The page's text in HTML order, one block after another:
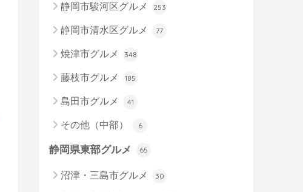
静岡市駿河区グルメ 253
静岡市清水区グルメ 77
焼津市グルメ 348
藤枝市グルメ 185
島田市グルメ 41
その他（中部） 6
静岡県東部グルメ 65
沼津・三島市グルメ 30